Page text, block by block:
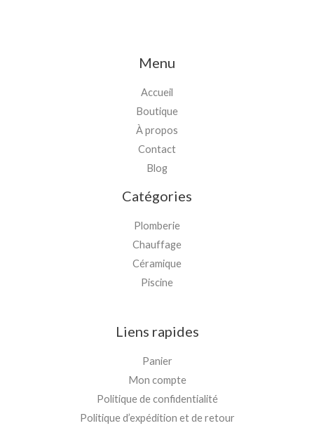
Menu
Accueil
Boutique
À propos
Contact
Blog
Catégories
Plomberie
Chauffage
Céramique
Piscine
Liens rapides
Panier
Mon compte
Politique de confidentialité
Politique d’expédition et de retour